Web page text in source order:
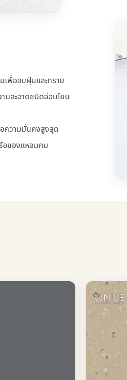
เพื่อลบฝุ่นและทราย
มสะอาดชนิดอ่อนโยน
ความมั่นคงสูงสุด
อของแหลมคม